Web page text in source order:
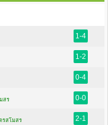
1-4
1-2
0-4
สร 0-0
รสโมสร 2-1